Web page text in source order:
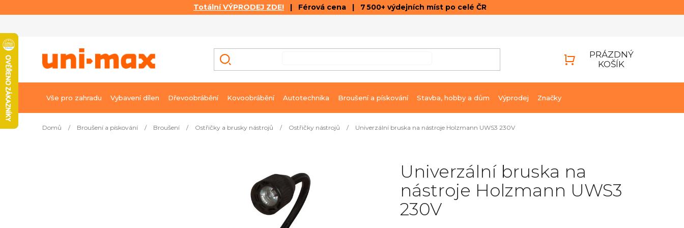
Totální VÝPRODEJ ZDE! | Férová cena | 7 500+ výdejních míst po celé ČR
obsah
PRÁZDNÝ
KOŠÍK
Vše pro zahradu Vybavení dílen Dřevoobrábění Kovoobrábění Autotechnika Broušení a pískování Stavba, hobby a dům Výprodej Značky
Domů / Broušení a pískování / Broušení / Ostřičky a brusky nástrojů / Ostřičky nástrojů / Univerzální bruska na nástroje Holzmann UWS3 230V
Univerzální bruska na
nástroje Holzmann UWS3
230V